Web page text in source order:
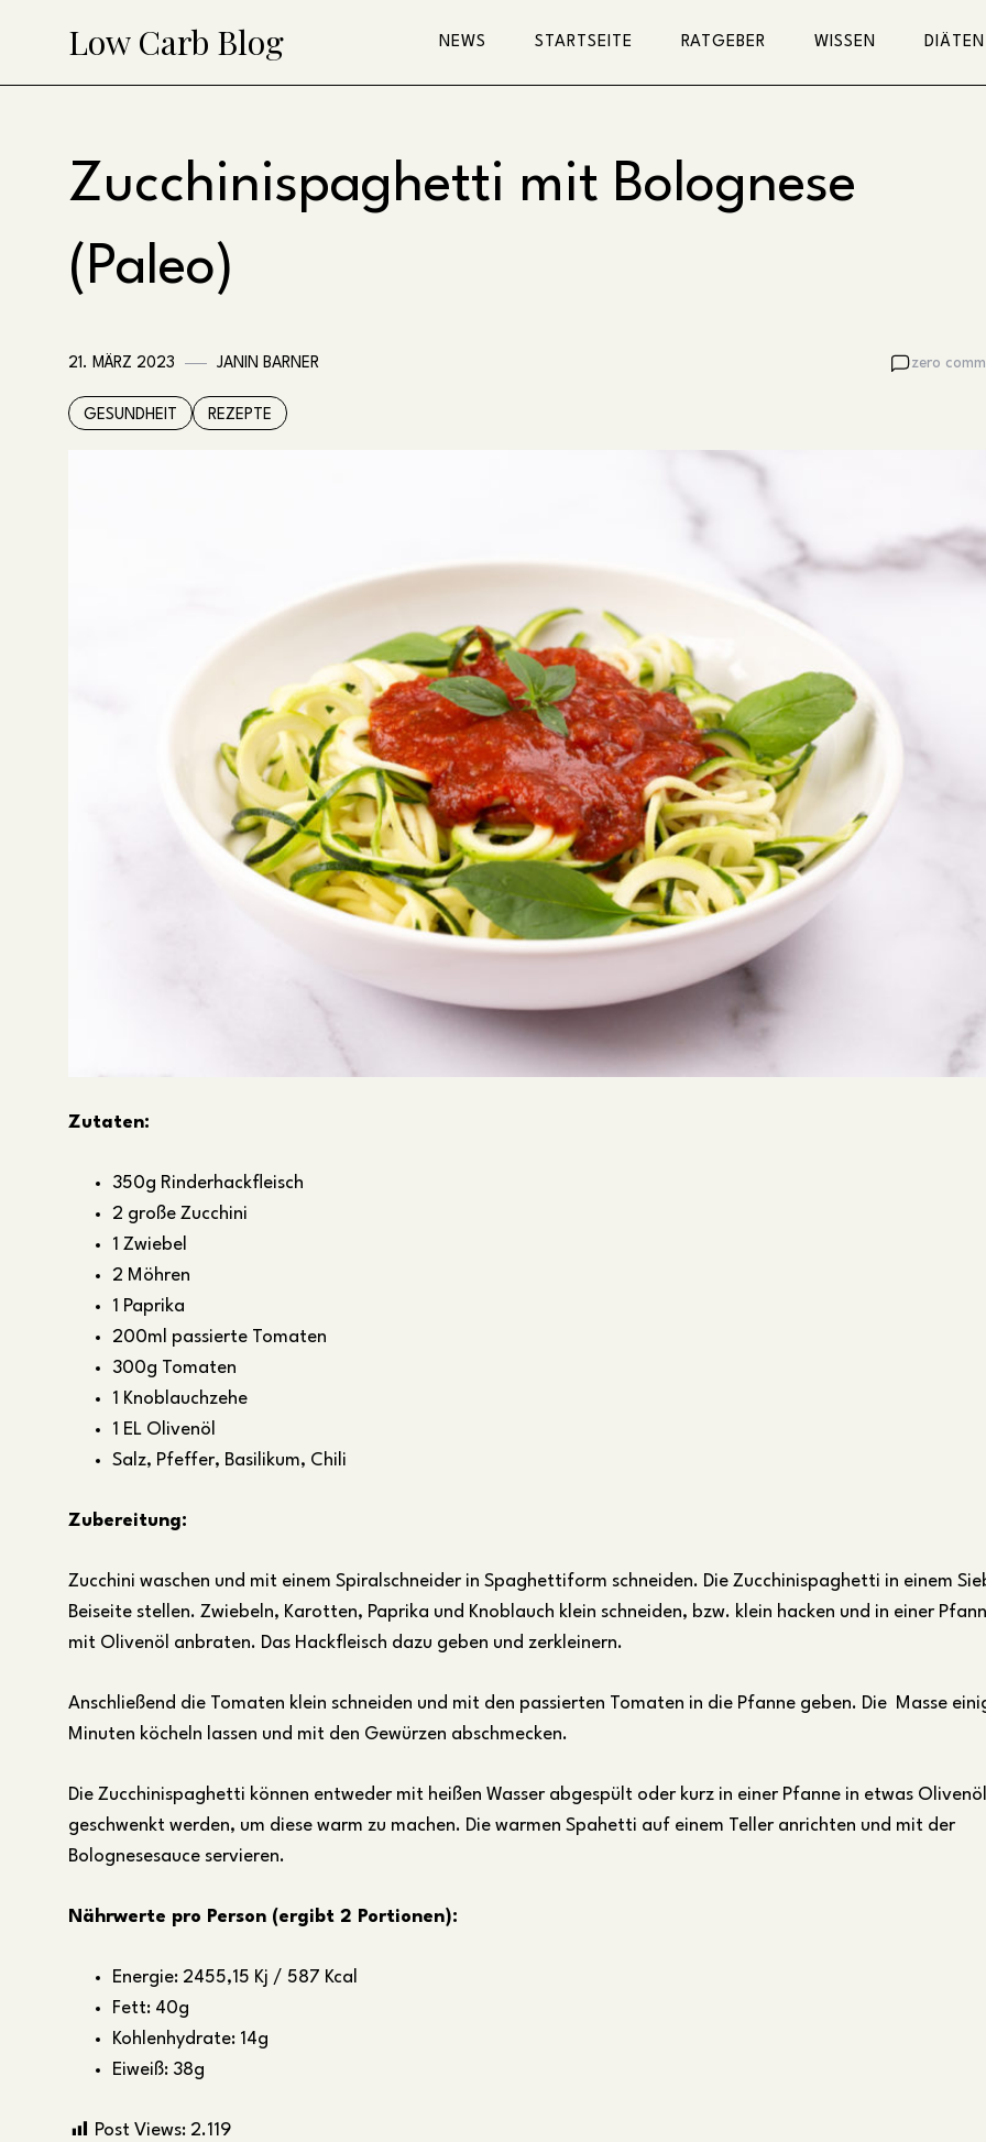
Low Carb Blog NEWS STARTSEITE RATGEBER WISSEN DIÄTEN
Zucchinispaghetti mit Bolognese
(Paleo)
21. MÄRZ 2023 JANIN BARNER zero
GESUNDHEIT REZEPTE
Zutaten:
350g Rinderhackfleisch
2 große Zucchini
1 Zwiebel
2 Möhren
1 Paprika
200ml passierte Tomaten
300g Tomaten
1 Knoblauchzehe
1 EL Olivenöl
Salz, Pfeffer, Basilikum, Chili
Zubereitung:
Zucchini waschen und mit einem Spiralschneider in Spaghettiform schneiden. Die Zucchinispaghetti in einem
Beiseite stellen. Zwiebeln, Karotten, Paprika und Knoblauch klein schneiden, bzw. klein hacken und in einer
mit Olivenöl anbraten. Das Hackfleisch dazu geben und zerkleinern.
Anschließend die Tomaten klein schneiden und mit den passierten Tomaten in die Pfanne geben. Die Masse
Minuten köcheln lassen und mit den Gewürzen abschmecken.
Die Zucchinispaghetti können entweder mit heißen Wasser abgespült oder kurz in einer Pfanne in etwas Olivenöl
geschwenkt werden, um diese warm zu machen. Die warmen Spahetti auf einem Teller anrichten und mit der
Bolognesesauce servieren.
Nährwerte pro Person (ergibt 2 Portionen):
Energie: 2455,15 Kj / 587 Kcal
Fett: 40g
Kohlenhydrate: 14g
Eiweiß: 38g
Post Views: 2.119